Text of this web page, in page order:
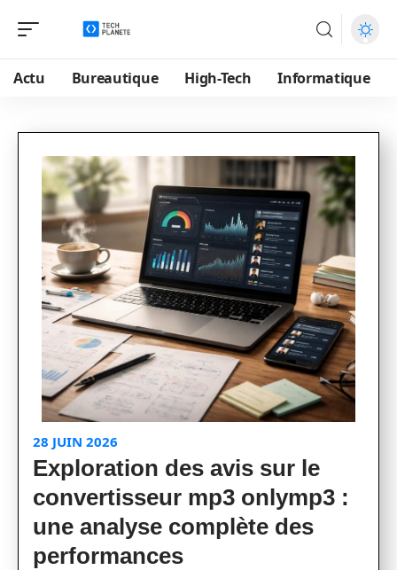
Actu Bureautique High-Tech Informatique
28 JUIN 2026
Exploration des avis sur le
convertisseur mp3 onlymp3 :
une analyse complète des
performances